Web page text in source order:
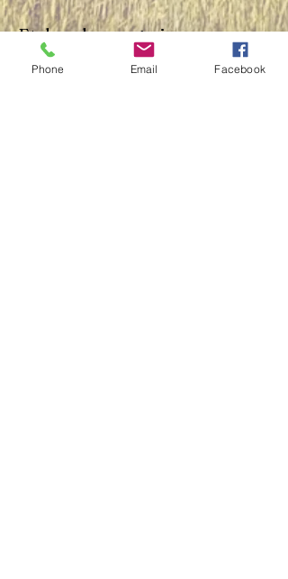
Et dans les magasins:
- Biocoop de Lourdes (65)
- Biocoop de Lannemezan
Phone Email Facebook